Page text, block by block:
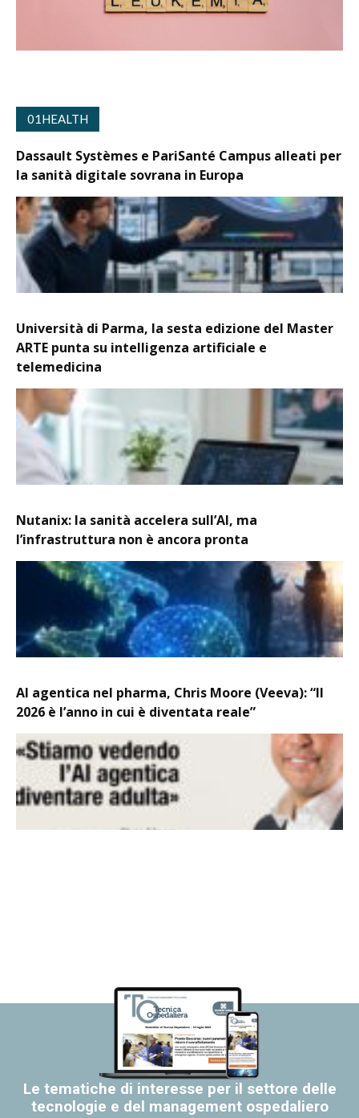
01HEALTH
Dassault Systèmes e PariSanté Campus alleati per
la sanità digitale sovrana in Europa
Università di Parma, la sesta edizione del Master
ARTE punta su intelligenza artificiale e
telemedicina
Nutanix: la sanità accelera sull’AI, ma
l’infrastruttura non è ancora pronta
AI agentica nel pharma, Chris Moore (Veeva): “Il
2026 è l’anno in cui è diventata reale”
Le tematiche di interesse per il settore delle
tecnologie e del management ospedaliero